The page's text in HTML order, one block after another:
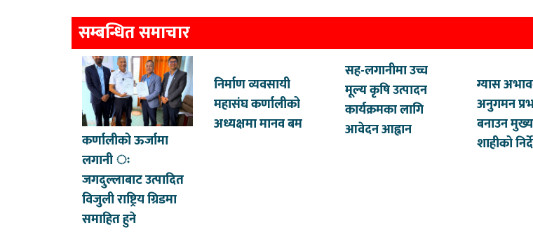
सम्बन्धित समाचार
कर्णालीको ऊर्जामा
लगानी ः
जगदुल्लाबाट उत्पादित
विजुली राष्ट्रिय ग्रिडमा
समाहित हुने
निर्माण व्यवसायी
महासंघ कर्णालीको
अध्यक्षमा मानव बम
सह-लगानीमा उच्च
मूल्य कृषि उत्पादन
कार्यक्रमका लागि
आवेदन आह्वान
ग्यास
अनुगमन
बनाउन
शाहीको